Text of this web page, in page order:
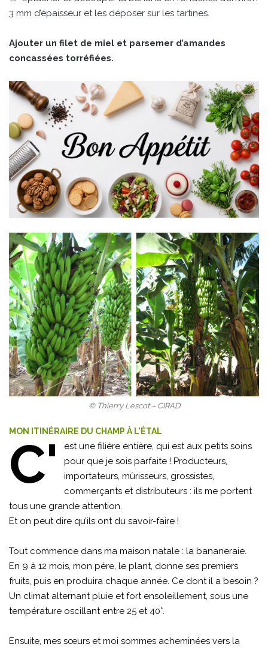
3 mm d’épaisseur et les déposer sur les tartines.
Ajouter un filet de miel et parsemer d’amandes
concassées torréfiées.
© Thierry Lescot – CIRAD
MON ITINÉRAIRE DU CHAMP À L’ÉTAL
C'
est une filière entière, qui est aux petits soins
pour que je sois parfaite ! Producteurs,
importateurs, mûrisseurs, grossistes,
commerçants et distributeurs : ils me portent
tous une grande attention.
Et on peut dire qu’ils ont du savoir-faire !
Tout commence dans ma maison natale : la bananeraie.
En 9 à 12 mois, mon père, le plant, donne ses premiers
fruits, puis en produira chaque année. Ce dont il a besoin ?
Un climat alternant pluie et fort ensoleillement, sous une
température oscillant entre 25 et 40°.
Ensuite, mes sœurs et moi sommes acheminées vers la